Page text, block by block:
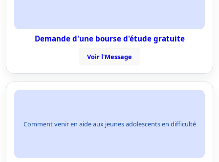
Demande d'une bourse d'étude gratuite
Voir l'Message
Comment venir en aide aux jeunes adolescents en difficulté